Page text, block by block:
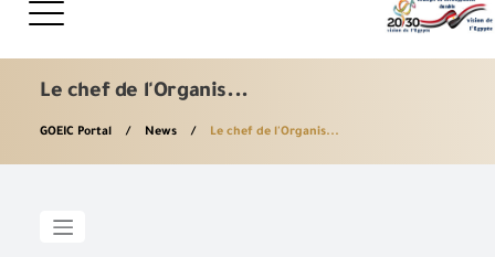
Le chef de l'Organis...
GOEIC Portal News Le chef de l'Organis...